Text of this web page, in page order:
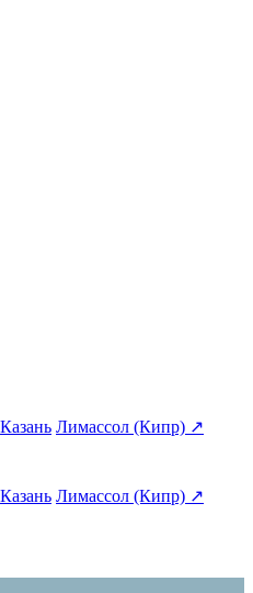
Казань Лимассол (Кипр) ↗
Казань Лимассол (Кипр) ↗